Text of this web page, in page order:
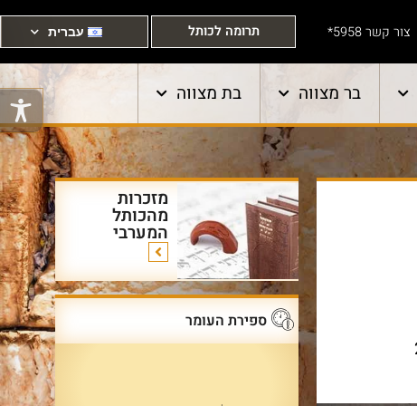
צור קשר 5958* תרומה לכותל עברית
בר מצווה בת מצווה
מזכרות
מהכותל
המערבי
ספירת העומר